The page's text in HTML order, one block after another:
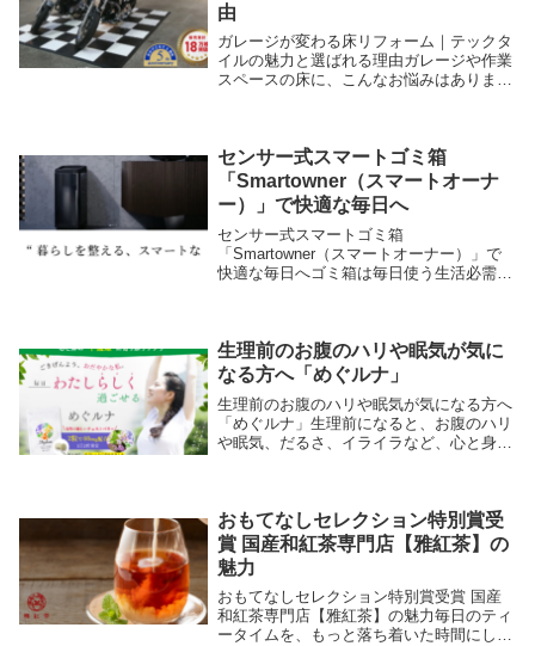
由
ガレージが変わる床リフォーム｜テックタ
イルの魅力と選ばれる理由ガレージや作業
スペースの床に、こんなお悩みはありませ
たいこうした...
センサー式スマートゴミ箱
「Smartowner（スマートオーナ
ー）」で快適な毎日へ
センサー式スマートゴミ箱
「Smartowner（スマートオーナー）」で
快適な毎日へゴミ箱は毎日使う生活必需品
です。そんな日常の...
生理前のお腹のハリや眠気が気に
なる方へ「めぐルナ」
生理前のお腹のハリや眠気が気になる方へ
「めぐルナ」生理前になると、お腹のハリ
や眠気、だるさ、イライラなど、心と身体
浮き沈みが気に...
おもてなしセレクション特別賞受
賞 国産和紅茶専門店【雅紅茶】の
魅力
おもてなしセレクション特別賞受賞 国産
和紅茶専門店【雅紅茶】の魅力毎日のティ
ータイムを、もっと落ち着いた時間にした